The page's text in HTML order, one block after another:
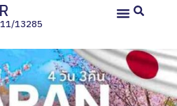
11/13285